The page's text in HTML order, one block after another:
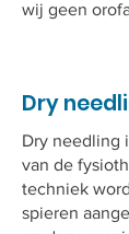
wij geen
Dry
Dry needling
van de
techniek
spieren